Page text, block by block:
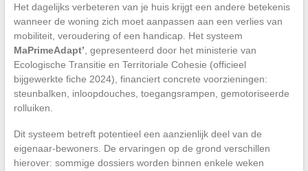
Het dagelijks verbeteren van je huis krijgt een andere betekenis
wanneer de woning zich moet aanpassen aan een verlies van
mobiliteit, veroudering of een handicap. Het systeem
MaPrimeAdapt’ , gepresenteerd door het ministerie van
Ecologische Transitie en Territoriale Cohesie (officieel
bijgewerkte fiche 2024), financiert concrete voorzieningen:
steunbalken, inloopdouches, toegangsrampen, gemotoriseerde
rolluiken.
Dit systeem betreft potentieel een aanzienlijk deel van de
eigenaar-bewoners. De ervaringen op de grond verschillen
hierover: sommige dossiers worden binnen enkele weken